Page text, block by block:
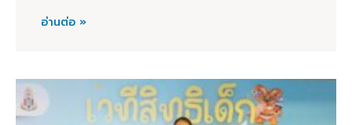
อ่านต่อ »